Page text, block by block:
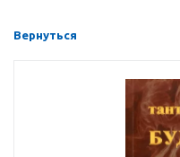
Вернуться